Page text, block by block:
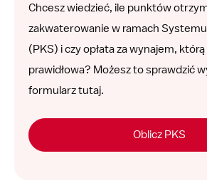
Chcesz wiedzieć, ile punktów
zakwaterowanie w ramach Systemu
(PKS) i czy opłata za wynajem, którą
prawidłowa? Możesz to sprawdzić
formularz tutaj.
Oblicz PKS